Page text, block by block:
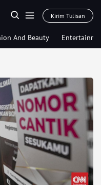
Kirim Tulisan
And Beauty